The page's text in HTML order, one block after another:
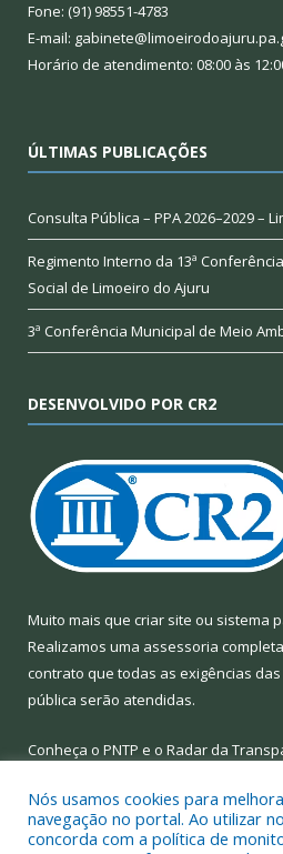
Fone: (91) 98551-4783
E-mail:
Horário de atendimento: 08:00 às
ÚLTIMAS PUBLICAÇÕES
Consulta Pública – PPA 2026–2029 –
Regimento Interno da 13ª
Social de Limoeiro do Ajuru
3ª Conferência Municipal de Meio
DESENVOLVIDO POR CR2
Muito mais que criar site ou sistema
Realizamos uma assessoria
contrato que todas as exigências das
pública serão atendidas.
Conheça o PNTP e o Radar da
Nós usamos cookies para
navegação no portal. Ao utilizar
concorda com a política de